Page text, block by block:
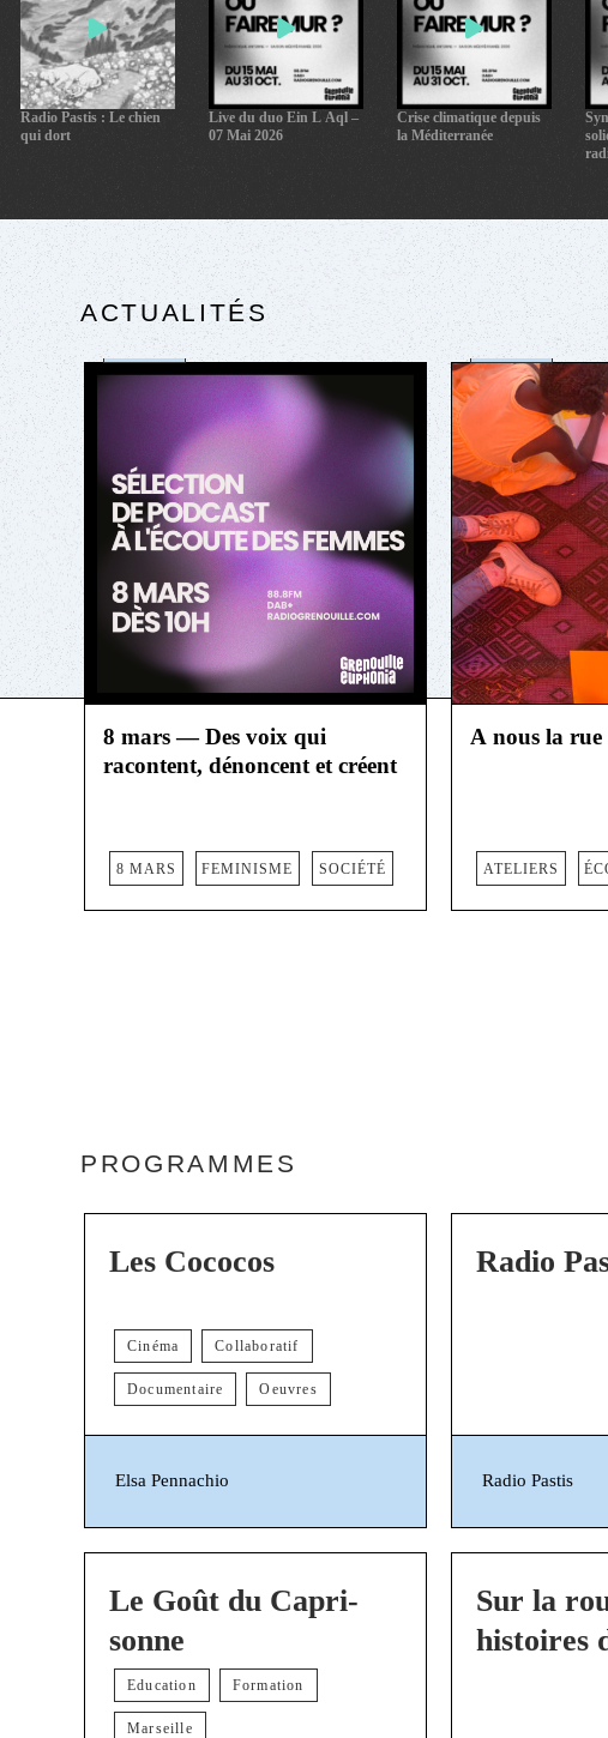
Radio Pastis : Le chien
qui dort
Live du duo Ein L Aql –
07 Mai 2026
Crise climatique depuis
la Méditerranée
ACTUALITÉS
société
8 mars — Des voix qui
racontent, dénoncent et créent
8 MARS FEMINISME SOCIÉTÉ
société
A nous la rue
ATELIERS
PROGRAMMES
Les Cococos
Cinéma Collaboratif
Documentaire Oeuvres
Elsa Pennachio
Radio
Radio Pastis
Le Goût du Capri-
sonne
Education Formation
Marseille
Sur la
histoires